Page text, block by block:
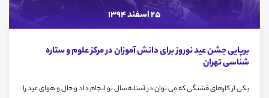
25 اسفند 1394
برپایی جشن عید نوروز برای دانش آموزان در مرکز علوم و ستاره
شناسی تهران
یکی از کارهای قشنگی که می توان در آستانه سال نو انجام داد و حال و هوای عید را